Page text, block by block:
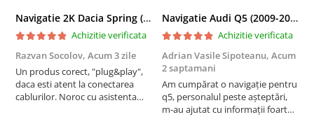
Navigatie 2K Dacia Spring (2021- Prezent), Android, S-Quadcore / 4GB RAM + 64GB ROM, 9.5 Inch - AD-BGS90042K+AD-BGRKIT366V4s
Achizitie verificata
Razvan Socolov, Acum 3 zile
Un produs corect, "plug&play",
daca esti atent la conectarea
cablurilor. Noroc cu asistenta
Navigatie Audi Q5 (2009-2017), Linux OS & OEM, MMI 3G, CarPlay & Android Auto Wireless, MirrorLink, Camera AHD, 12.3 Inch - AD-BGAALNXH+AD-BGRKITQ5002
Achizitie verificata
Adrian Vasile Sipoteanu, Acum
2 saptamani
Am cumpărat o navigație pentru
q5, personalul peste așteptări,
m-au ajutat cu informații foarte